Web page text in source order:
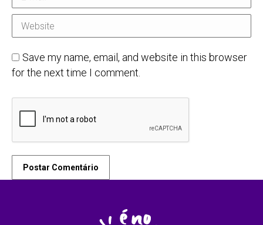
Website
Save my name, email, and website in this browser
for the next time I comment.
Postar Comentário